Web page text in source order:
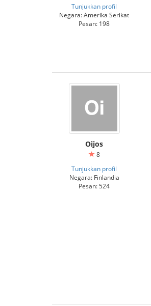
Tunjukkan profil
Negara: Amerika Serikat
Pesan: 198
Oijos
8
Tunjukkan profil
Negara: Finlandia
Pesan: 524